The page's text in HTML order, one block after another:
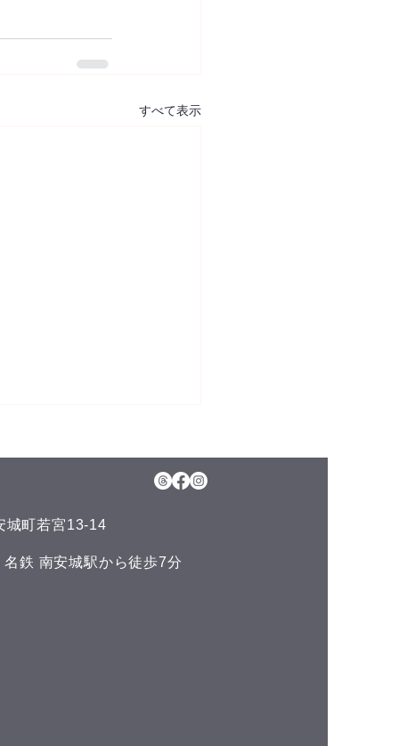
すべて表示
お知らせ】 今年のお盆も
、11日(火)山の日の祝日以
常通りに営業させて頂いて
す。 夏の疲れを取りにい
くださいね♪(^^) こんにち
城町若宮13-14
鉄 南安城駅から徒歩7分